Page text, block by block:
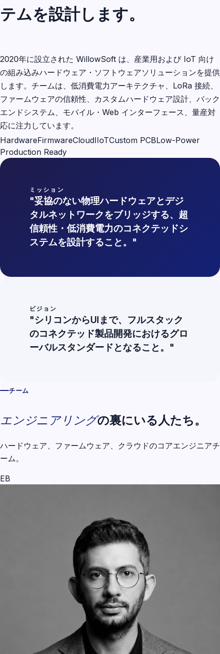
テムを設計します。
2020年に設立された WillowSoft は、産業用および IoT 向け
の組み込みハードウェア・ソフトウェアソリューションを提供
します。チームは、低消費電力アーキテクチャ、LoRa 接続、
ファームウェアの信頼性、カスタムハードウェア設計、バック
エンドシステム、モバイル・Web インターフェース、量産対
応に注力しています。
HardwareFirmwareCloudIIoTCustom PCBLow-Power
Production Ready
ミッション
"妥協のない物理ハードウェアとデジ
タルネットワークをブリッジする、超
信頼性・低消費電力のコネクテッドシ
ステムを設計すること。"
ビジョン
"シリコンからUIまで、フルスタック
のコネクテッド製品開発におけるグロ
ーバルスタンダードとなること。"
チーム
エンジニアリングの裏にいる人たち。
ハードウェア、ファームウェア、クラウドのコアエンジニアチ
ーム。
EB